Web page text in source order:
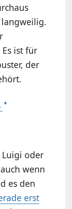
ist für
der
oder
wenn
es den
erst